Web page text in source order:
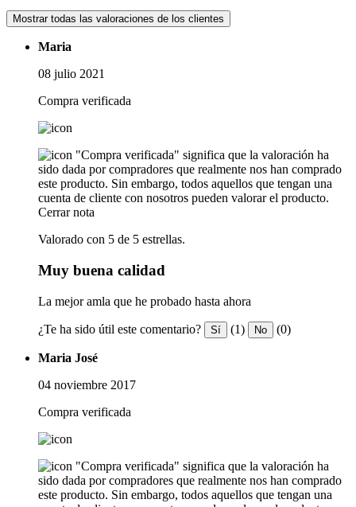
Mostrar todas las valoraciones de los clientes
Maria
08 julio 2021
Compra verificada
"Compra verificada" significa que la valoración ha
sido dada por compradores que realmente nos han comprado
este producto. Sin embargo, todos aquellos que tengan una
cuenta de cliente con nosotros pueden valorar el producto.
Cerrar nota
Valorado con 5 de 5 estrellas.
Muy buena calidad
La mejor amla que he probado hasta ahora
¿Te ha sido útil este comentario? Sí (1) No (0)
Maria José
04 noviembre 2017
Compra verificada
"Compra verificada" significa que la valoración ha
sido dada por compradores que realmente nos han comprado
este producto. Sin embargo, todos aquellos que tengan una